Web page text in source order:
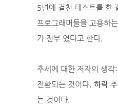
5년에 걸친 테스트를 한
프로그래머들을 고용하
가 전부 였다고 한다.
추세에 대한 저자의 생각:
전환되는 것이다. 하락
는 것이다.